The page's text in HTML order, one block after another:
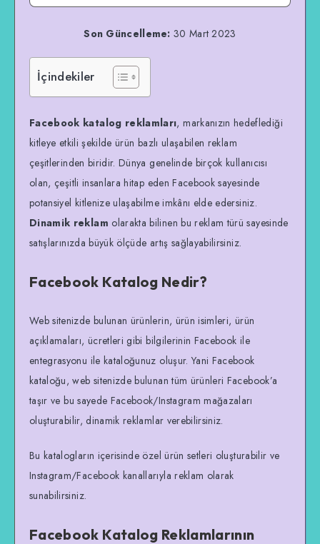
Son Güncelleme: 30 Mart 2023
İçindekiler
Facebook katalog reklamları, markanızın hedeflediği
kitleye etkili şekilde ürün bazlı ulaşabilen reklam
çeşitlerinden biridir. Dünya genelinde birçok kullanıcısı
olan, çeşitli insanlara hitap eden Facebook sayesinde
potansiyel kitlenize ulaşabilme imkânı elde edersiniz.
Dinamik reklam olarakta bilinen bu reklam türü sayesinde
satışlarınızda büyük ölçüde artış sağlayabilirsiniz.
Facebook Katalog Nedir?
Web sitenizde bulunan ürünlerin, ürün isimleri, ürün
açıklamaları, ücretleri gibi bilgilerinin Facebook ile
entegrasyonu ile kataloğunuz oluşur. Yani Facebook
kataloğu, web sitenizde bulunan tüm ürünleri Facebook’a
taşır ve bu sayede Facebook/Instagram mağazaları
oluşturabilir, dinamik reklamlar verebilirsiniz.
Bu katalogların içerisinde özel ürün setleri oluşturabilir ve
Instagram/Facebook kanallarıyla reklam olarak
sunabilirsiniz.
Facebook Katalog Reklamlarının